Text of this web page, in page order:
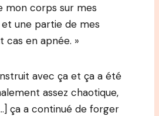
mon corps sur mes
une partie de mes
cas en apnée. »
avec ça et ça a été
assez chaotique,
ça a continué de forger